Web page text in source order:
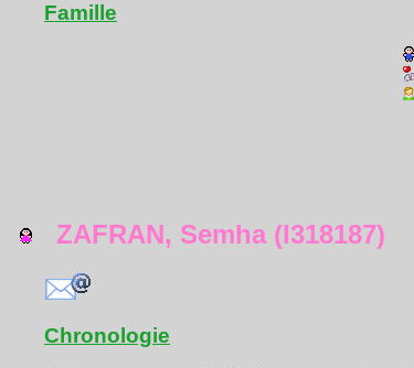
Famille
ZAFRAN, Semha (I318187)
Chronologie